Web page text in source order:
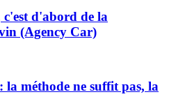
d'abord de la
(Agency Car)
méthode ne suffit pas, la